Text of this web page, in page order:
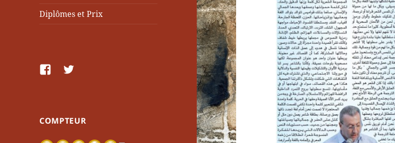
Diplômes et Prix
facebookTwitter
COMPTEUR